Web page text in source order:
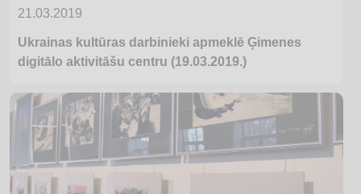
21.03.2019
Ukrainas kultūras darbinieki apmeklē Ģimenes
digitālo aktivitāšu centru (19.03.2019.)